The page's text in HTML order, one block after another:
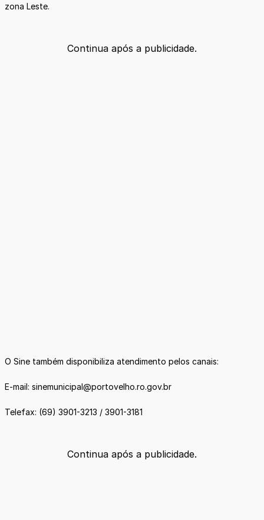
zona Leste.
Continua após a publicidade.
O Sine também disponibiliza atendimento pelos canais:
E-mail: sinemunicipal@portovelho.ro.gov.br
Telefax: (69) 3901-3213 / 3901-3181
Continua após a publicidade.